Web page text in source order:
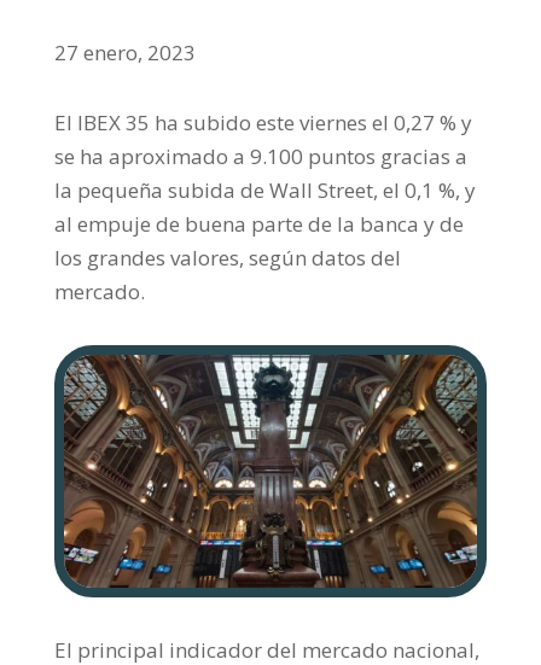
27 enero, 2023
El IBEX 35 ha subido este viernes el 0,27 % y
se ha aproximado a 9.100 puntos gracias a
la pequeña subida de Wall Street, el 0,1 %, y
al empuje de buena parte de la banca y de
los grandes valores, según datos del
mercado.
El principal indicador del mercado nacional,